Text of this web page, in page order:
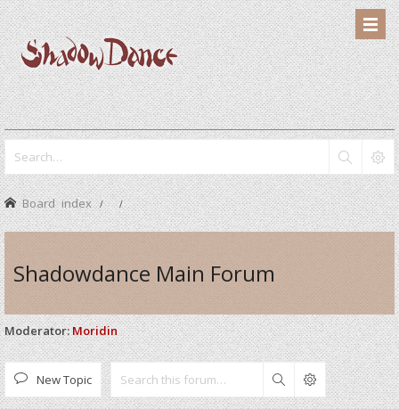
Board index
Shadowdance Main Forum
Moderator: Moridin
New Topic Search